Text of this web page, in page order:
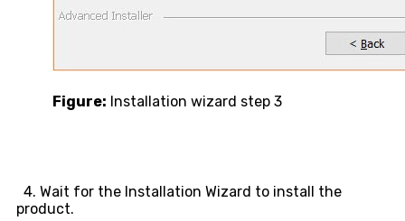
Figure: Installation wizard step 3
4. Wait for the Installation Wizard to install the
product.